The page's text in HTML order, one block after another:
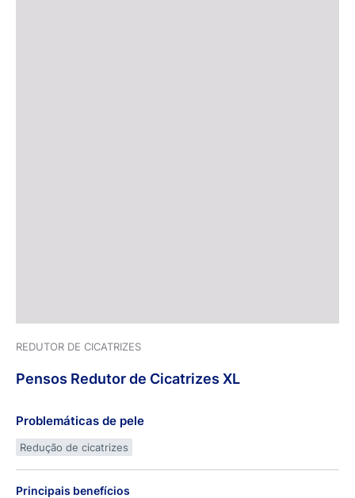
REDUTOR DE CICATRIZES
Pensos Redutorde Cicatrizes XL
Problemáticas de pele
Redução de cicatrizes
Principais benefícios